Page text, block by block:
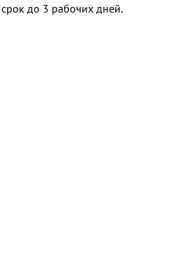
срок до 3 рабочих дней.